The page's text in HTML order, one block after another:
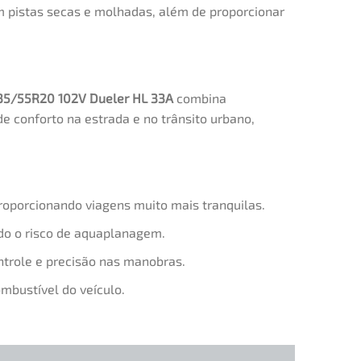
pistas secas e molhadas, além de proporcionar
55R20 102V Dueler HL 33A combina
conforto na estrada e no trânsito urbano,
viagens muito mais tranquilas.
o risco de aquaplanagem.
e precisão nas manobras.
do veículo.